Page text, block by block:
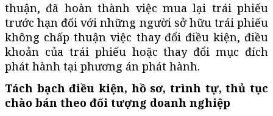
thuận, đã hoàn thành việc mua lại trái phiếu
trước hạn đối với những người sở hữu trái phiếu
không chấp thuận việc thay đổi điều kiện, điều
khoản của trái phiếu hoặc thay đổi mục đích
phát hành tại phương án phát hành.
Tách bạch điều kiện, hồ sơ, trình tự, thủ tục
chào bán theo đối tượng doanh nghiệp